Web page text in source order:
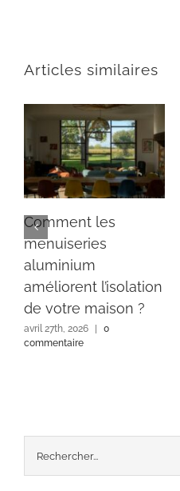
Articles similaires
Comment les
menuiseries
aluminium
améliorent l’isolation
de votre maison ?
avril 27th, 2026 |
0
commentaire
Rechercher: